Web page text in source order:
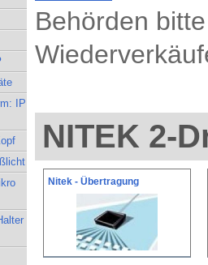
IP
Behörden
NITEK 2-
Nitek - Übertragung